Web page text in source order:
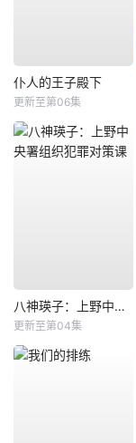
仆人的王子殿下
更新至第06集
八神瑛子：上野中央署组织犯罪对策课
更新至第04集